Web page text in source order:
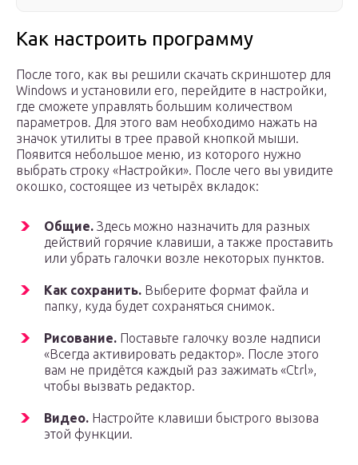
Как настроить программу
После того, как вы решили скачать скриншотер для
Windows и установили его, перейдите в настройки,
где сможете управлять большим количеством
параметров. Для этого вам необходимо нажать на
значок утилиты в трее правой кнопкой мыши.
Появится небольшое меню, из которого нужно
выбрать строку «Настройки». После чего вы увидите
окошко, состоящее из четырёх вкладок:
Общие. Здесь можно назначить для разных
действий горячие клавиши, а также проставить
или убрать галочки возле некоторых пунктов.
Как сохранить. Выберите формат файла и
папку, куда будет сохраняться снимок.
Рисование. Поставьте галочку возле надписи
«Всегда активировать редактор». После этого
вам не придётся каждый раз зажимать «Ctrl»,
чтобы вызвать редактор.
Видео. Настройте клавиши быстрого вызова
этой функции.